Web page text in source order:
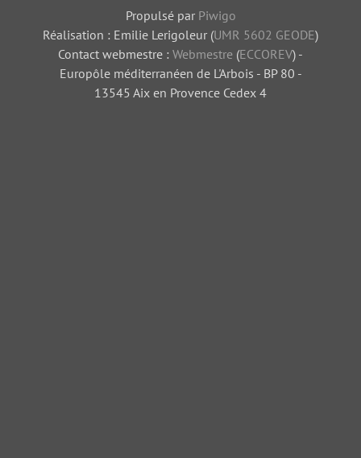
Propulsé par Piwigo
Réalisation : Emilie Lerigoleur (UMR 5602 GEODE)
Contact webmestre : Webmestre (ECCOREV) -
Europôle méditerranéen de L'Arbois - BP 80 -
13545 Aix en Provence Cedex 4